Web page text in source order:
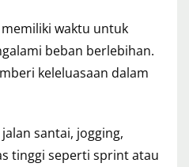
waktu untuk
beban berlebihan.
keleluasaan dalam
santai, jogging,
tinggi seperti sprint atau